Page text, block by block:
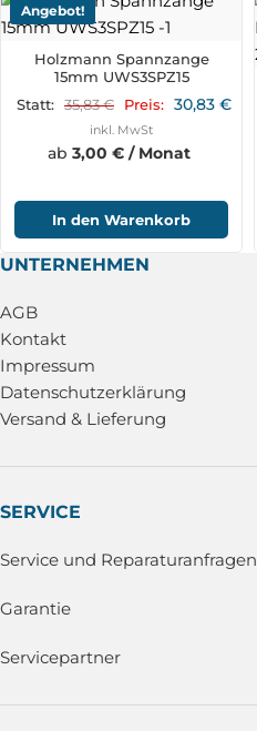
Angebot!
Holzmann Spannzange
15mm UWS3SPZ15
Statt: 35,83€ Preis: 30,83 €
inkl. MwSt
ab 3,00 € / Monat
In den Warenkorb
UNTERNEHMEN
AGB
Kontakt
Impressum
Datenschutzerklärung
Versand & Lieferung
SERVICE
Service und Reparaturanfragen
Garantie
Servicepartner